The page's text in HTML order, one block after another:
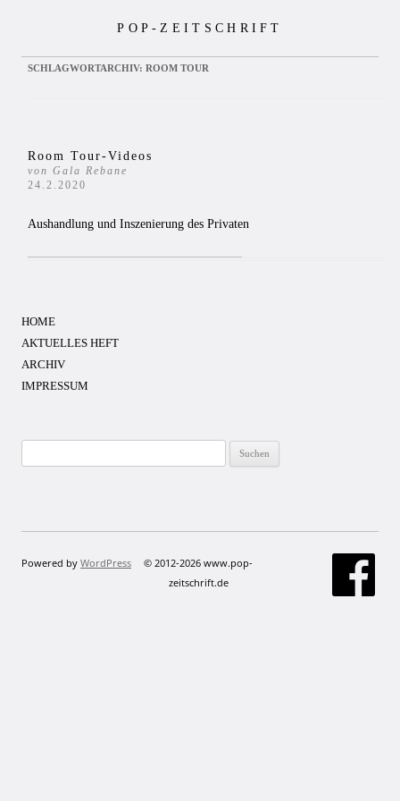
POP-ZEITSCHRIFT
SCHLAGWORTARCHIV: ROOM TOUR
Room Tour-Videos
von Gala Rebane
24.2.2020
Aushandlung und Inszenierung des Privaten
HOME
AKTUELLES HEFT
ARCHIV
IMPRESSUM
nach:
Powered by WordPress
© 2012-2026 www.pop-
zeitschrift.de